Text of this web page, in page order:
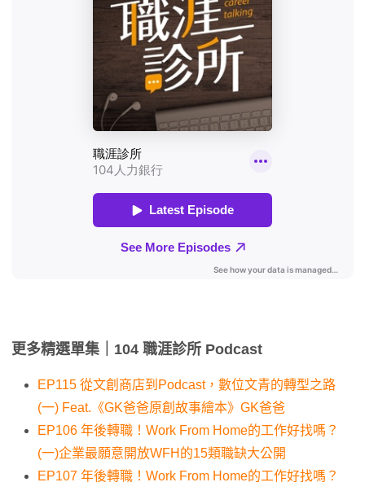
更多精選單集｜ 104 職涯診所 Podcast
EP115 從文創商店到Podcast，數位文青的轉型之路
(一) Feat.《GK爸爸原創故事繪本》GK爸爸
EP106 年後轉職！Work From Home的工作好找嗎？
(一)企業最願意開放WFH的15類職缺大公開
EP107 年後轉職！Work From Home的工作好找嗎？